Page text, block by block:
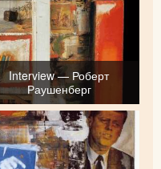
Interview — Роберт
Раушенберг